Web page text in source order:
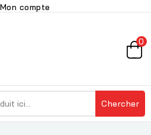
Mon compte
0
Chercher